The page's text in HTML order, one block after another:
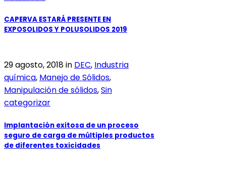
CAPERVA ESTARÁ PRESENTE EN
EXPOSOLIDOS Y POLUSOLIDOS 2019
29 agosto, 2018in DEC, Industria
química, Manejo de Sólidos,
Manipulación de sólidos,Sin
categorizar
Implantación exitosa de un proceso
seguro de carga de múltiples productos
de diferentes toxicidades